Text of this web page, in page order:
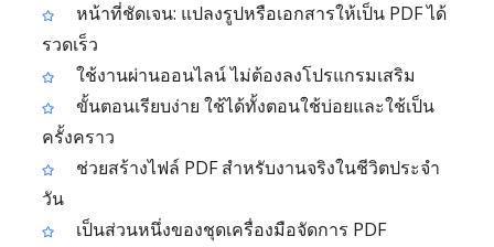
หน้าที่ชัดเจน: แปลงรูปหรือเอกสารให้เป็น PDF ได้
รวดเร็ว
ใช้งานผ่านออนไลน์ ไม่ต้องลงโปรแกรมเสริม
ขั้นตอนเรียบง่าย ใช้ได้ทั้งตอนใช้บ่อยและใช้เป็น
ครั้งคราว
ช่วยสร้างไฟล์ PDF สำหรับงานจริงในชีวิตประจำ
วัน
เป็นส่วนหนึ่งของชุดเครื่องมือจัดการ PDF